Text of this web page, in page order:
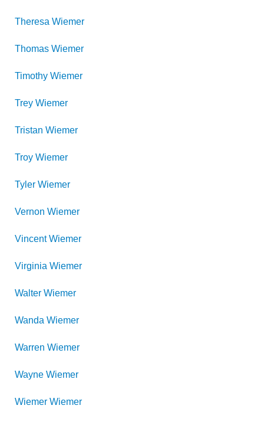
Theresa Wiemer
Thomas Wiemer
Timothy Wiemer
Trey Wiemer
Tristan Wiemer
Troy Wiemer
Tyler Wiemer
Vernon Wiemer
Vincent Wiemer
Virginia Wiemer
Walter Wiemer
Wanda Wiemer
Warren Wiemer
Wayne Wiemer
Wiemer Wiemer